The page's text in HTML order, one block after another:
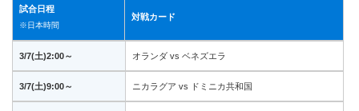
試合日程
※日本時間
対戦カード
3/7(土)2:00～ オランダ vs ベネズエラ
3/7(土)9:00～ ニカラグア vs ドミニカ共和国